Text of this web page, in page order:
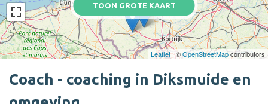
TOON GROTE KAART
Leaflet| ©OpenStreetMapcontributors
Coach - coaching in Diksmuide en